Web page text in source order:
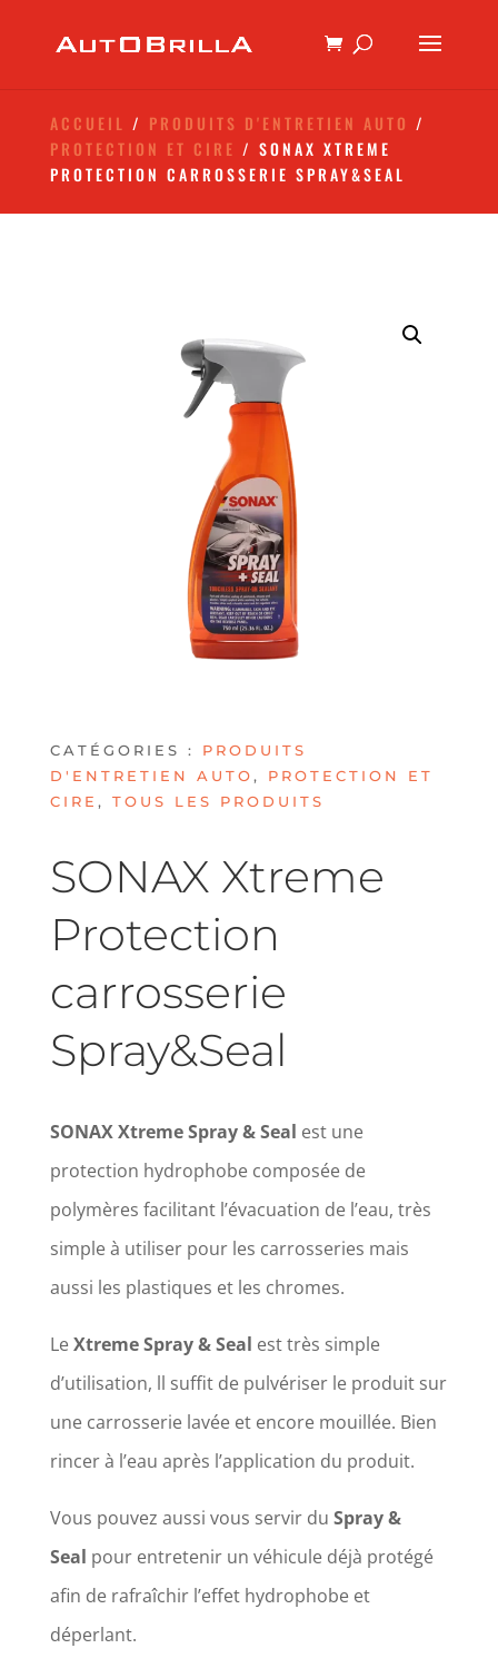
ACCUEIL / PRODUITS D'ENTRETIEN AUTO /
PROTECTION ET CIRE / SONAX XTREME
PROTECTION CARROSSERIE SPRAY&SEAL
CATÉGORIES : PRODUITS
D'ENTRETIEN AUTO, PROTECTION ET
CIRE , TOUS LES PRODUITS
SONAX Xtreme
Protection
carrosserie
Spray&Seal
SONAX Xtreme Spray & Seal est une
protection hydrophobe composée de
polymères facilitant l’évacuation de l’eau, très
simple à utiliser pour les carrosseries mais
aussi les plastiques et les chromes.
LeXtreme Spray & Seal est très simple
d’utilisation, ll suffit de pulvériser le produit sur
une carrosserie lavée et encore mouillée. Bien
rincer à l’eau après l’application du produit.
Vous pouvez aussi vous servir du Spray &
Seal pour entretenir un véhicule déjà protégé
afin de rafraîchir l’effet hydrophobe et
déperlant.